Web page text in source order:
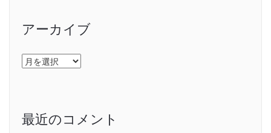
アーカイブ
ア
ー
最近のコメント